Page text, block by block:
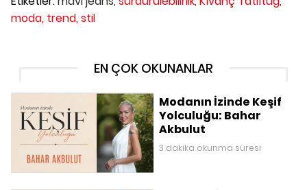
moda, trend,stil
EN ÇOK OKUNANLAR
Modanın İzinde Keşif
Yolculuğu: Bahar
Akbulut
3 dakika okunma süresi